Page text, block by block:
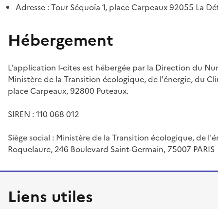
Adresse : Tour Séquoïa 1, place Carpeaux 92055 La
Hébergement
L'application I-cites est hébergée par la Direction du
Ministère de la Transition écologique, de l'énergie, du
place Carpeaux, 92800 Puteaux.
SIREN : 110 068 012
Siège social : Ministère de la Transition écologique, de
Roquelaure, 246 Boulevard Saint-Germain, 75007 PARIS
Liens utiles